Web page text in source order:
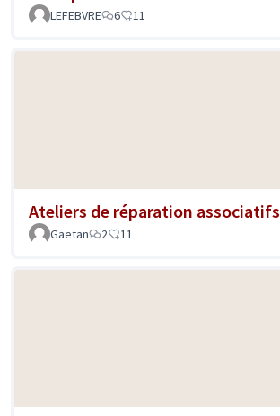
LEFEBVRE
6 11
Ateliers de réparation associatifs
Gaëtan
2 11